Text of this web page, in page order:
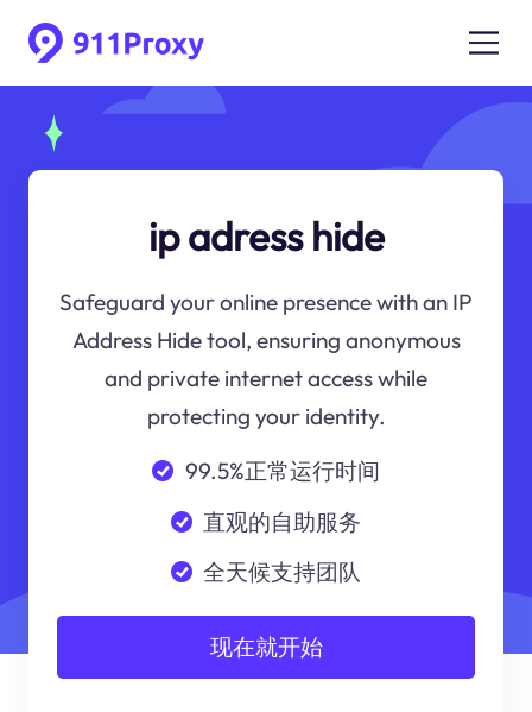
ip adress hide
Safeguard your online presence with an IP
Address Hide tool, ensuring anonymous
and private internet access while
protecting your identity.
99.5%正常运行时间
直观的自助服务
全天候支持团队
现在就开始